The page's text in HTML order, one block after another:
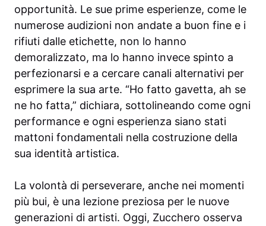
opportunità. Le sue prime esperienze, come le
numerose audizioni non andate a buon fine e i
rifiuti dalle etichette, non lo hanno
demoralizzato, ma lo hanno invece spinto a
perfezionarsi e a cercare canali alternativi per
esprimere la sua arte. “Ho fatto gavetta, ah se
ne ho fatta,” dichiara, sottolineando come ogni
performance e ogni esperienza siano stati
mattoni fondamentali nella costruzione della
sua identità artistica.
La volontà di perseverare, anche nei momenti
più bui, è una lezione preziosa per le nuove
generazioni di artisti. Oggi, Zucchero osserva